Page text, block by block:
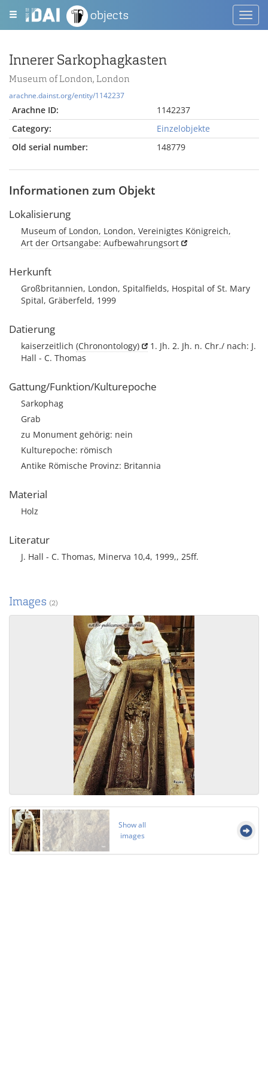
objects
Innerer Sarkophagkasten
Museum of London, London
arachne.dainst.org/entity/1142237
Arachne ID:
1142237
Category:
Einzelobjekte
Old serial number:
148779
Informationen zum Objekt
Lokalisierung
Museum of London, London, Vereinigtes Königreich,
Art der Ortsangabe: Aufbewahrungsort
Herkunft
Großbritannien, London, Spitalfields, Hospital of St. Mary
Spital, Gräberfeld, 1999
Datierung
kaiserzeitlich (Chronontology)
1. Jh. 2. Jh. n. Chr./ nach: J.
Hall - C. Thomas
Gattung/Funktion/Kulturepoche
Sarkophag
Grab
zu Monument gehörig: nein
Kulturepoche: römisch
Antike Römische Provinz: Britannia
Material
Holz
Literatur
J. Hall - C. Thomas, Minerva 10,4, 1999,, 25ff.
Images (2)
Show all
images